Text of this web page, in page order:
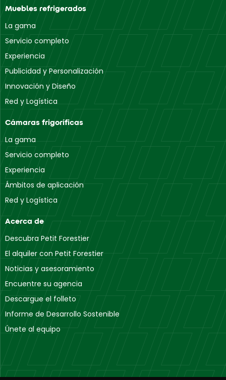
Vicente Lunardi
28814 Daganzo de Arriba
Gavà
Passeig del Ferrocarril
08850 Gavà
Girona
Avinguda del Mas Pins
17457 Riudellots de la Selva
Ibiza
Carretera de l'Aeroport
07817 Islas Baleares
Las Palmas
35229 Las Palmas de Gran Canaria
Lleida
Carrer Canals
25190 Lleida
Madrid
Calle 6
28053 Madrid
Madrid (Móstoles)
Muebles refrigerados
La gama
Servicio completo
Experiencia
Publicidad y Personalización
Innovación y Diseño
Red y Logística
Cámaras frigoríficas
La gama
Servicio completo
Experiencia
Ámbitos de aplicación
Red y Logística
Acerca de
Descubra Petit Forestier
El alquiler con Petit Forestier
Noticias y asesoramiento
Encuentre su agencia
Descargue el folleto
Informe de Desarrollo Sostenible
Únete al equipo